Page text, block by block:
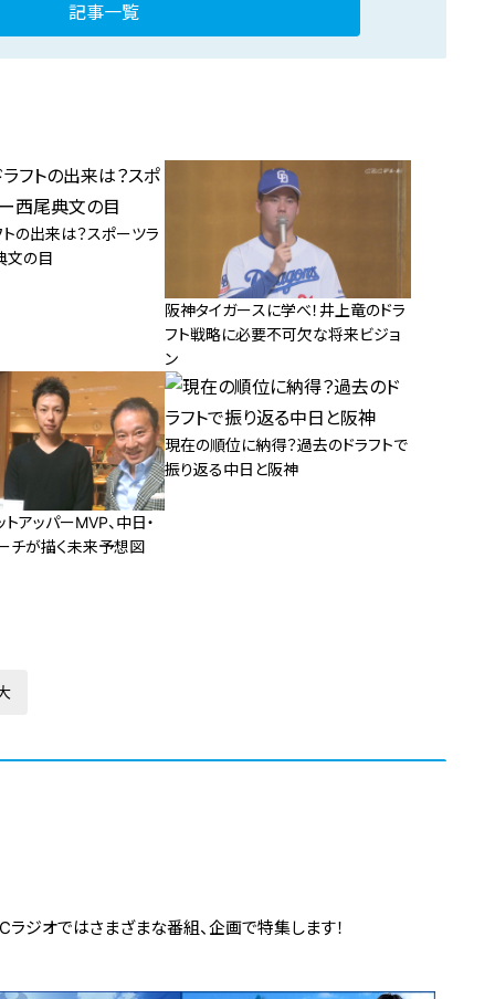
記事一覧
の出来は？スポーツラ
文の目
阪神タイガースに学べ！井上竜のドラ
フト戦略に必要不可欠な将来ビジョ
ン
アッパーMVP、中日・
チが描く未来予想図
現在の順位に納得？過去のドラフトで
振り返る中日と阪神
ジオではさまざまな番組、企画で特集します！